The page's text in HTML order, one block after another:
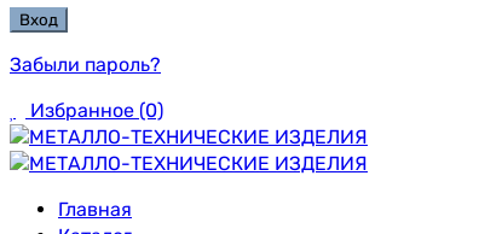
Забыли пароль?
Избранное (0)
Главная